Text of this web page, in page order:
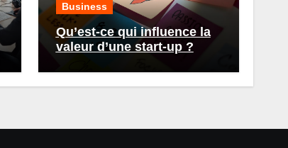
Business
Qu’est-ce qui influence la
valeur d’une start-up ?